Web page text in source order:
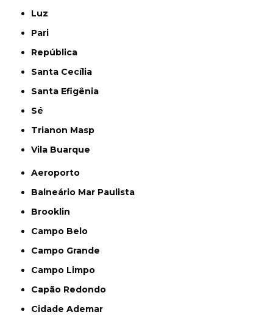
Luz
Pari
República
Santa Cecília
Santa Efigênia
Sé
Trianon Masp
Vila Buarque
Aeroporto
Balneário Mar Paulista
Brooklin
Campo Belo
Campo Grande
Campo Limpo
Capão Redondo
Cidade Ademar